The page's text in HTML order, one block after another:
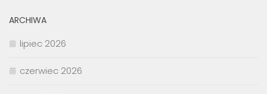
ARCHIWA
lipiec 2026
czerwiec 2026